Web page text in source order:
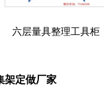
六层量具整理工具柜
架定做厂家